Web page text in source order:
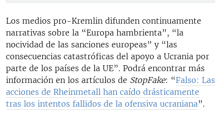
Los medios pro-Kremlin difunden continuamente
narrativas sobre la “Europa hambrienta”, “la
nocividad de las sanciones europeas” y “las
consecuencias catastróficas del apoyo a Ucrania por
parte de los países de la UE”. Podrá encontrar más
información en los artículos de StopFake: “Falso: Las
acciones de Rheinmetall han caído drásticamente
tras los intentos fallidos de la ofensiva ucraniana”.